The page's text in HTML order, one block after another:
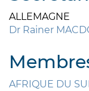
ALLEMAGNE
Dr Rainer
AFRIQUE DU